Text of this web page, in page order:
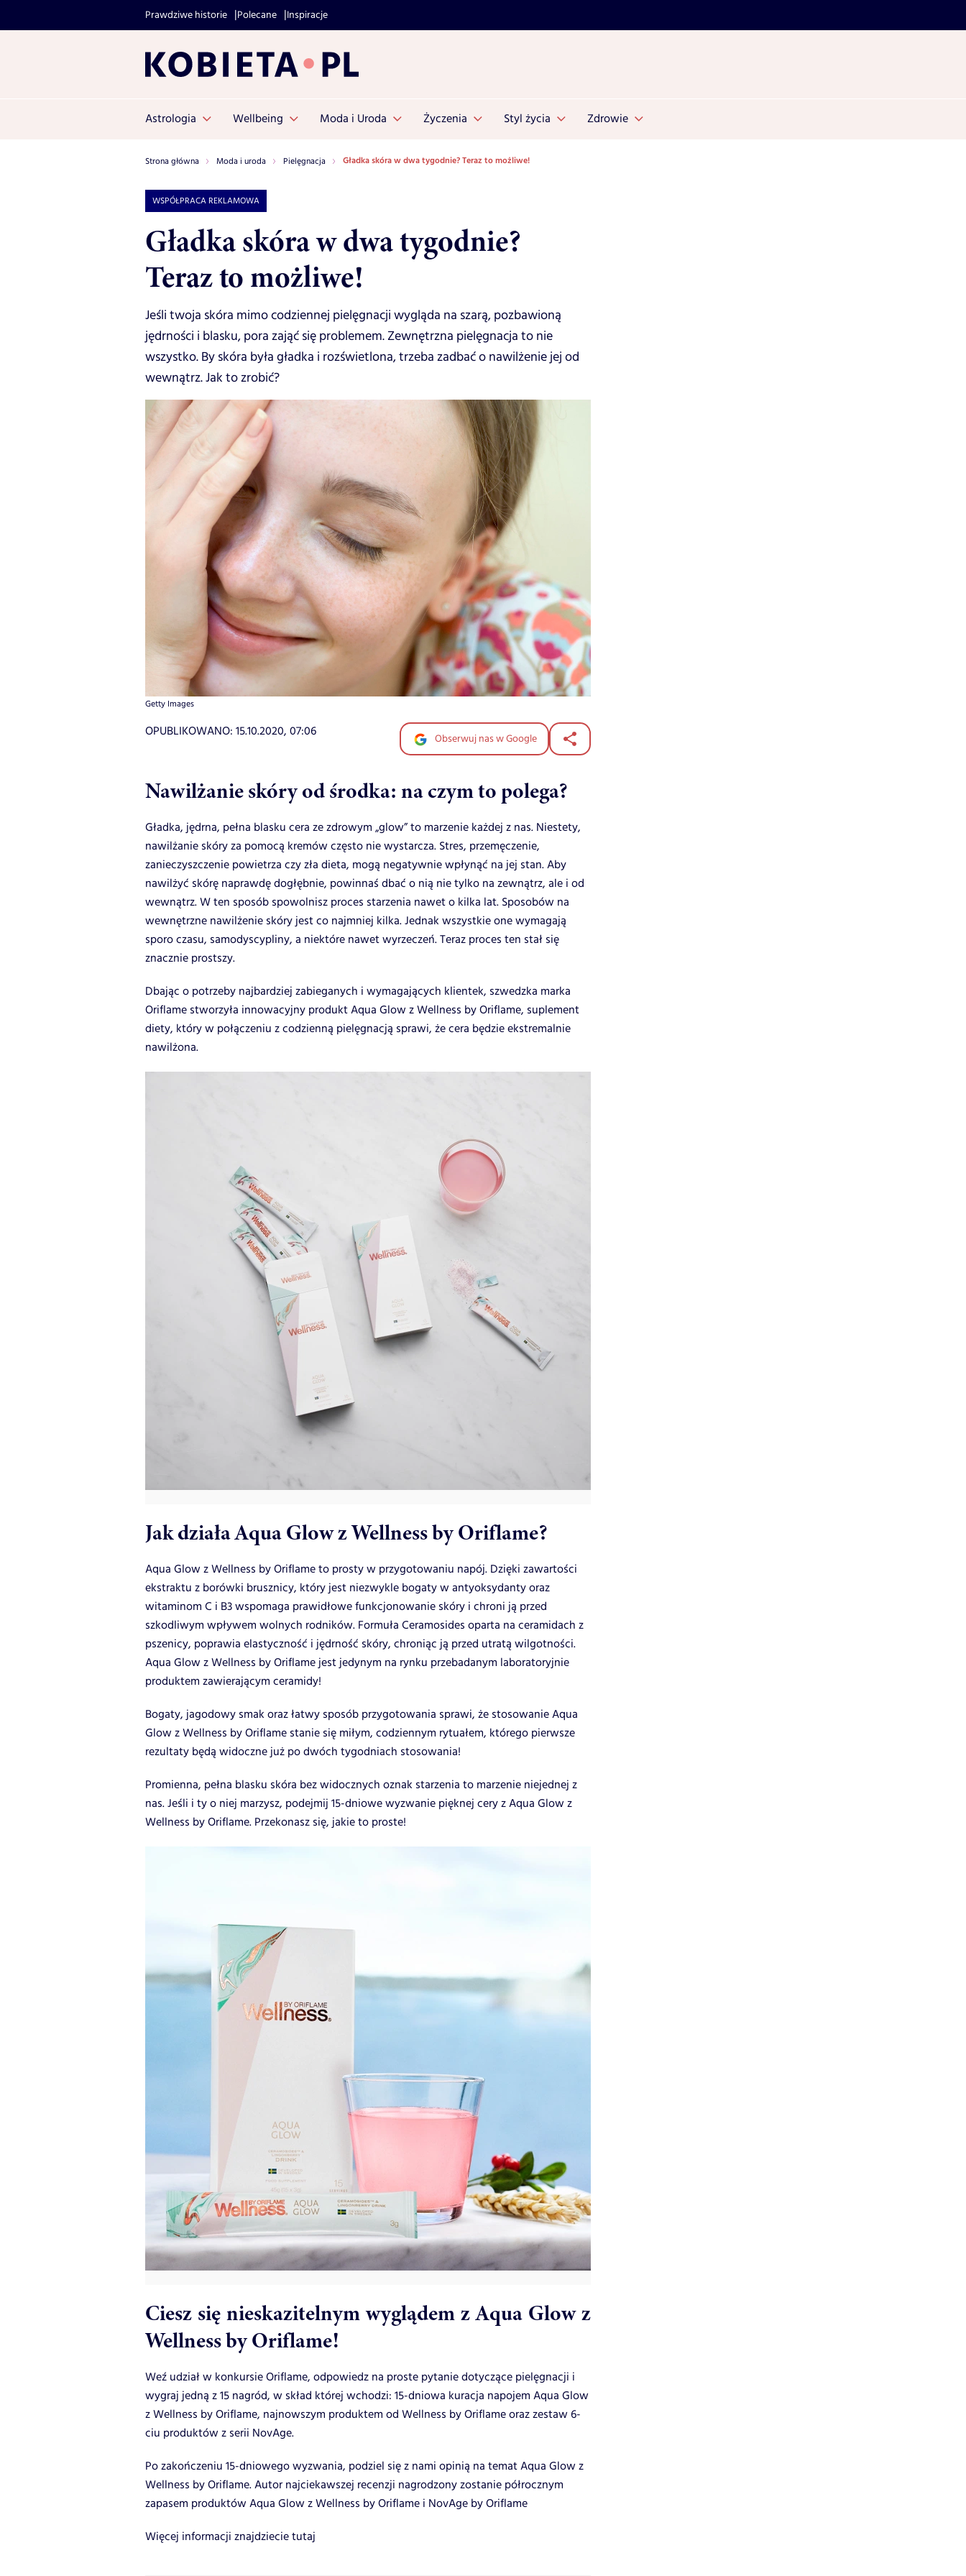
Prawdziwe historie Polecane Inspiracje
Astrologia Wellbeing Moda i Uroda Życzenia Styl życia Zdrowie
Strona główna Moda i uroda Pielęgnacja Gładka skóra w dwa tygodnie? Teraz to możliwe!
WSPÓŁPRACA REKLAMOWA
Gładka skóra w dwa tygodnie?
Teraz to możliwe!
Jeśli twoja skóra mimo codziennej pielęgnacji wygląda na szarą, pozbawioną
jędrności i blasku, pora zająć się problemem. Zewnętrzna pielęgnacja to nie
wszystko. By skóra była gładka i rozświetlona, trzeba zadbać o nawilżenie jej od
wewnątrz. Jak to zrobić?
Getty Images
OPUBLIKOWANO: 15.10.2020, 07:06 Obserwuj nas w Google
Nawilżanie skóry od środka: na czym to polega?
Gładka, jędrna, pełna blasku cera ze zdrowym „glow” to marzenie każdej z nas. Niestety,
nawilżanie skóry za pomocą kremów często nie wystarcza. Stres, przemęczenie,
zanieczyszczenie powietrza czy zła dieta, mogą negatywnie wpłynąć na jej stan. Aby
nawilżyć skórę naprawdę dogłębnie, powinnaś dbać o nią nie tylko na zewnątrz, ale i od
wewnątrz. W ten sposób spowolnisz proces starzenia nawet o kilka lat. Sposobów na
wewnętrzne nawilżenie skóry jest co najmniej kilka. Jednak wszystkie one wymagają
sporo czasu, samodyscypliny, a niektóre nawet wyrzeczeń. Teraz proces ten stał się
znacznie prostszy.
Dbając o potrzeby najbardziej zabieganych i wymagających klientek, szwedzka marka
Oriflame stworzyła innowacyjny produkt Aqua Glow z Wellness by Oriflame, suplement
diety, który w połączeniu z codzienną pielęgnacją sprawi, że cera będzie ekstremalnie
nawilżona.
Jak działa Aqua Glow z Wellness by Oriflame?
Aqua Glow z Wellness by Oriflame to prosty w przygotowaniu napój. Dzięki zawartości
ekstraktu z borówki brusznicy, który jest niezwykle bogaty w antyoksydanty oraz
witaminom C i B3 wspomaga prawidłowe funkcjonowanie skóry i chroni ją przed
szkodliwym wpływem wolnych rodników. Formuła Ceramosides oparta na ceramidach z
pszenicy, poprawia elastyczność i jędrność skóry, chroniąc ją przed utratą wilgotności.
Aqua Glow z Wellness by Oriflame jest jedynym na rynku przebadanym laboratoryjnie
produktem zawierającym ceramidy!
Bogaty, jagodowy smak oraz łatwy sposób przygotowania sprawi, że stosowanie Aqua
Glow z Wellness by Oriflame stanie się miłym, codziennym rytuałem, którego pierwsze
rezultaty będą widoczne już po dwóch tygodniach stosowania!
Promienna, pełna blasku skóra bez widocznych oznak starzenia to marzenie niejednej z
nas. Jeśli i ty o niej marzysz, podejmij 15-dniowe wyzwanie pięknej cery z Aqua Glow z
Wellness by Oriflame. Przekonasz się, jakie to proste!
Ciesz się nieskazitelnym wyglądem z Aqua Glow z
Wellness by Oriflame!
Weź udział w konkursie Oriflame, odpowiedz na proste pytanie dotyczące pielęgnacji i
wygraj jedną z 15 nagród, w skład której wchodzi: 15-dniowa kuracja napojem Aqua Glow
z Wellness by Oriflame, najnowszym produktem od Wellness by Oriflame oraz zestaw 6-
ciu produktów z serii NovAge.
Po zakończeniu 15-dniowego wyzwania, podziel się z nami opinią na temat Aqua Glow z
Wellness by Oriflame. Autor najciekawszej recenzji nagrodzony zostanie półrocznym
zapasem produktów Aqua Glow z Wellness by Oriflame i NovAge by Oriflame
Więcej informacji znajdziecie tutaj